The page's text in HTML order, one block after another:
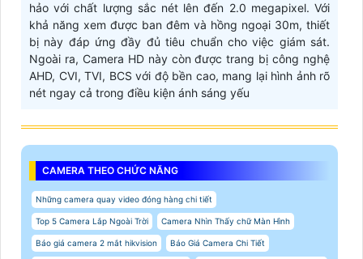
hảo với chất lượng sắc nét lên đến 2.0 megapixel. Với
khả năng xem được ban đêm và hồng ngoại 30m, thiết
bị này đáp ứng đầy đủ tiêu chuẩn cho việc giám sát.
Ngoài ra, Camera HD này còn được trang bị công nghệ
AHD, CVI, TVI, BCS với độ bền cao, mang lại hình ảnh rõ
nét ngay cả trong điều kiện ánh sáng yếu
CAMERA THEO CHỨC NĂNG
Những camera quay video đóng hàng chi tiết
Top 5 Camera Lắp Ngoài Trời Camera Nhìn Thấy chữ Màn Hình
Báo giá camera 2 mắt hikvision Báo Giá Camera Chi Tiết